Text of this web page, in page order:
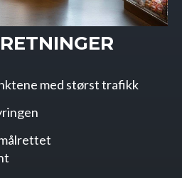
med størst trafikk